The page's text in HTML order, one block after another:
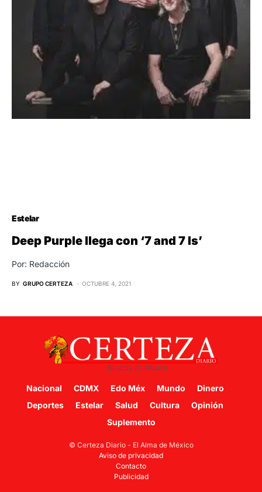
Estelar
Deep Purple llega con ‘7 and 7 Is’
Por: Redacción
BY GRUPO CERTEZA OCTUBRE 4, 2021
Nacional CDMX Edo Méx Mundo
Dinero
Deportes
Estelar Salud Cultura
Opinión
Suplemento
© Certeza Diario - El Alma de México
Aviso de privacidad
Contacto
Publicidad